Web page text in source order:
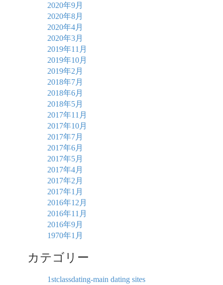
2020年9月
2020年8月
2020年4月
2020年3月
2019年11月
2019年10月
2019年2月
2018年7月
2018年6月
2018年5月
2017年11月
2017年10月
2017年7月
2017年6月
2017年5月
2017年4月
2017年2月
2017年1月
2016年12月
2016年11月
2016年9月
1970年1月
カテゴリー
1stclassdating-main dating sites